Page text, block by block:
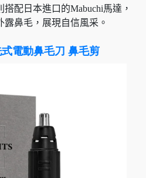
配日本進口的Mabuchi馬達，
鼻毛，展現自信風采。
電動鼻毛刀 鼻毛剪